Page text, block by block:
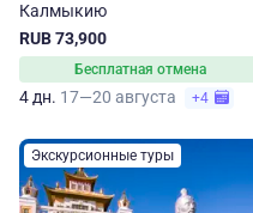
Калмыкию
RUB 73,900
Бесплатная отмена
4 дн. 17—20 августа +4
Экскурсионные туры